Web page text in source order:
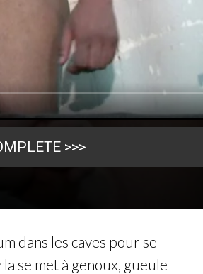
>>>
dans les caves pour se
se met à genoux, gueule